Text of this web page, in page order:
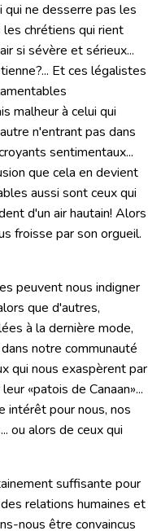
qui ne desserre pas les
chrétiens qui rient
si sévère et sérieux...
Et ces légalistes
malheur à celui qui
n'entrant pas dans
sentimentaux...
que cela en devient
aussi sont ceux qui
d'un air hautain! Alors
froisse par son orgueil.
peuvent nous indigner
que d'autres,
à la dernière mode,
notre communauté
qui nous exaspèrent par
«patois de Canaan»...
intérêt pour nous, nos
ou alors de ceux qui
suffisante pour
relations humaines et
nous être convaincus